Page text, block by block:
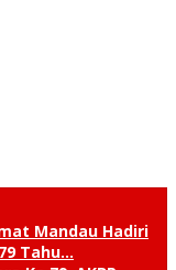
Mandau Hadiri
Tahu…